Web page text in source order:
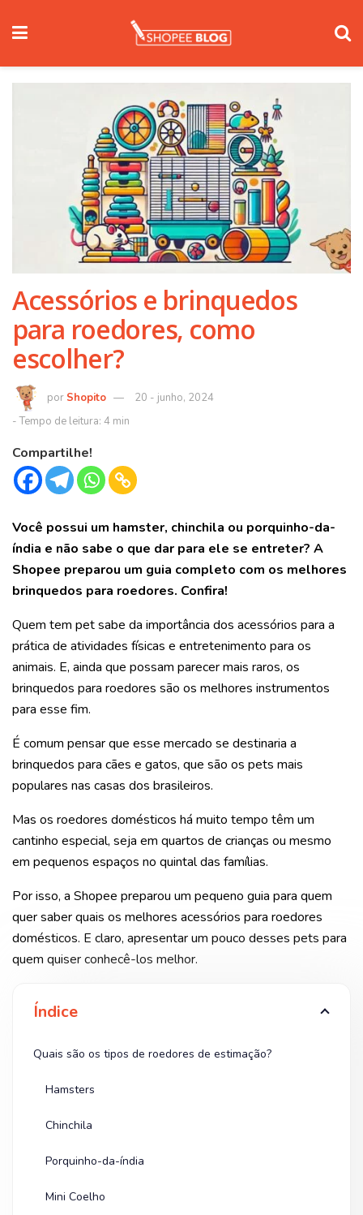
Acessórios e brinquedos
para roedores, como
escolher?
Shopito 20 - junho, 2024
Compartilhe!
Você possui um hamster, chinchila ou porquinho-da-
índia e não sabe o que dar para ele se entreter? A
Shopee preparou um guia completo com os melhores
brinquedos para roedores. Confira!
Quem tem pet sabe da importância dos acessórios para a
prática de atividades físicas e entretenimento para os
animais. E, ainda que possam parecer mais raros, os
brinquedos para roedores são os melhores instrumentos
para esse fim.
É comum pensar que esse mercado se destinaria a
brinquedos para cães e gatos, que são os pets mais
populares nas casas dos brasileiros.
Mas os roedores domésticos há muito tempo têm um
cantinho especial, seja em quartos de crianças ou mesmo
em pequenos espaços no quintal das famílias.
Por isso, a Shopee preparou um pequeno guia para quem
quer saber quais os melhores acessórios para roedores
domésticos. E claro, apresentar um pouco desses pets para
quem quiser conhecê-los melhor.
Índice
Quais são os tipos de roedores de estimação?
Hamsters
Chinchila
Porquinho-da-índia
Mini Coelho